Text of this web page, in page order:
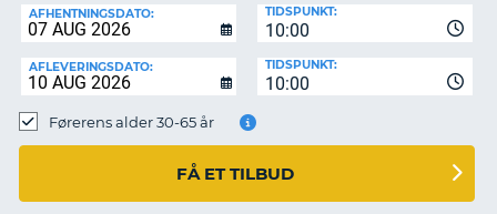
AFHENTNINGSDATO:
10:00
TIDSPUNKT:
AFLEVERINGSDATO:
10:00
TIDSPUNKT:
Førerens alder 30-65 år
FÅ ET TILBUD